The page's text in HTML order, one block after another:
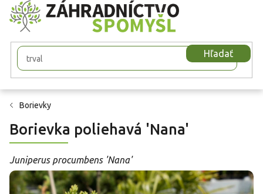
Prejsť
na
obsah
Hľadať
Borievky
Borievka poliehavá 'Nana'
Juniperus procumbens 'Nana'